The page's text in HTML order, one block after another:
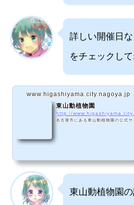
詳しい開催日
をチェックして
www.higashiyama.city.nagoya.jp
東山動植物園
http://
名古屋市にある東山動植物園の公式サ
東山動植物園